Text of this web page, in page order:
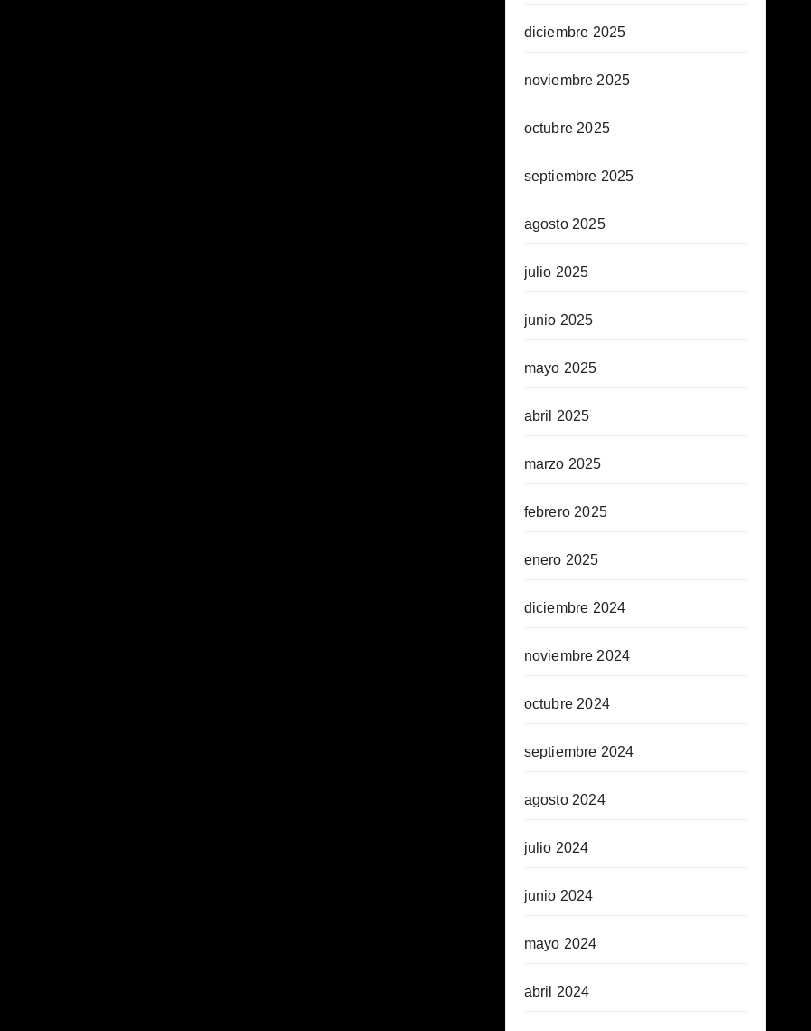
diciembre 2025
noviembre 2025
octubre 2025
septiembre 2025
agosto 2025
julio 2025
junio 2025
mayo 2025
abril 2025
marzo 2025
febrero 2025
enero 2025
diciembre 2024
noviembre 2024
octubre 2024
septiembre 2024
agosto 2024
julio 2024
junio 2024
mayo 2024
abril 2024